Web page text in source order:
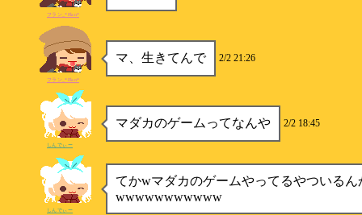
フラン_*Flan*
マ、生きてんで 2/2 21:26
フラン_*Flan*
マダカのゲームってなんや 2/2 18:45
しんでぃー
てかwマダカのゲームやってるやついるん
wwwwwwwwwww
しんでぃー